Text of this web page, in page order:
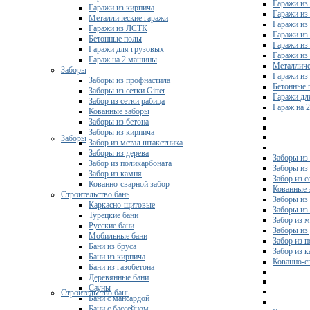
Гаражи из
Гаражи из
Гаражи из
Гаражи из
Гаражи
Гаражи из
Гаражи
Бетонные
Гаражи
Гараж на
Заборы
Заборы из
Заборы из
Забор из
Кованные
Заборы из
Заборы из
Забор из
Заборы из
Забор из
Забор из
Кованно-
Строительство бань
Гаражи из кирпича
Металлические гаражи
Гаражи из ЛСТК
Бетонные полы
Гаражи для грузовых
Гараж на 2 машины
Заборы
Заборы из профнастила
Заборы из сетки Gitter
Забор из сетки рабица
Кованные заборы
Заборы из бетона
Заборы из кирпича
Забор из метал.штакетника
Заборы из дерева
Забор из поликарбоната
Забор из камня
Кованно-сварной забор
Строительство бань
Каркасно-щитовые
Турецкие бани
Русские бани
Мобильные бани
Бани из бруса
Бани из кирпича
Бани из газобетона
Деревянные бани
Сауны
Бани с мансардой